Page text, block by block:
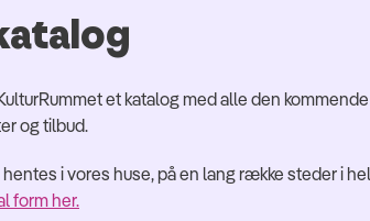
et katalog med alle den kommende
og tilbud.
i vores huse, på en lang række steder i
form her.